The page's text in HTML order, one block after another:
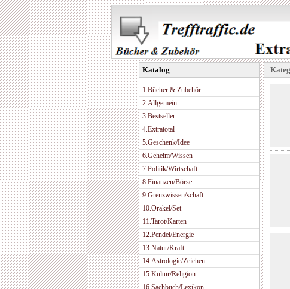
Katalog
1.Bücher & Zubehör
2.Allgemein
3.Bestseller
4.Extratotal
5.Geschenk/Idee
6.Geheim/Wissen
7.Politik/Wirtschaft
8.Finanzen/Börse
9.Grenzwissen/schaft
10.Orakel/Set
11.Tarot/Karten
12.Pendel/Energie
13.Natur/Kraft
14.Astrologie/Zeichen
15.Kultur/Religion
16.Sachbuch/Lexikon